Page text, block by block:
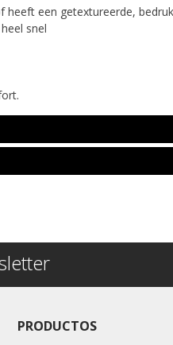
heeft een getextureerde,
snel
PRODUCTOS